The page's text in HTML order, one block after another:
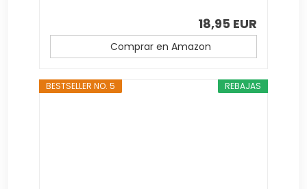
18,95 EUR
Comprar en Amazon
REBAJAS
BESTSELLER NO. 5